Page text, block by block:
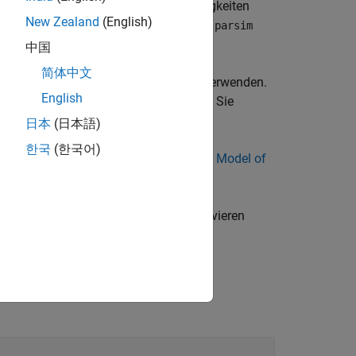
Pools automatisieren, Dateiabhängigkeiten
verwalten. Die Funktion
parsim
verfügbar ist.
MATLAB® Parallel Server™
-Lizenzen verwenden.
einen Compute Cluster ausgelagert. Sie
zuzugreifen.
Parallel Simulations for a Thermal Model of
den Sie im Selbststudium absolvieren
New Zealand (English)
中国
简体中文
English
日本 (日本語)
한국 (한국어)